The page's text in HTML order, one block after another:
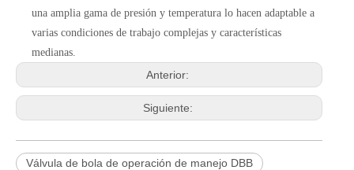
una amplia gama de presión y temperatura lo hacen adaptable a
varias condiciones de trabajo complejas y características
medianas.
Anterior:
Siguiente:
Válvula de bola de operación de manejo DBB